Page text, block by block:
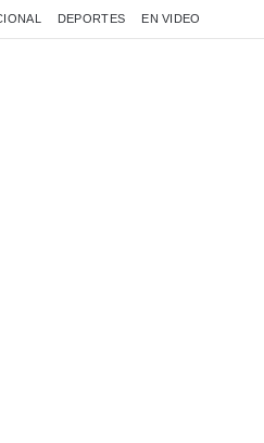
DEPORTES EN VIDEO